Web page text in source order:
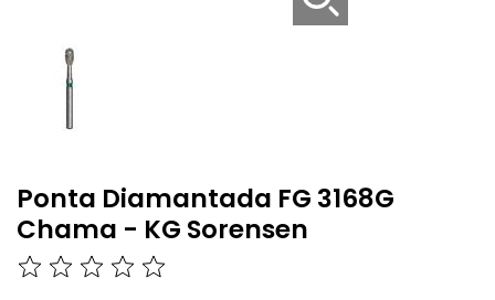
Ponta Diamantada FG 3168G
Chama - KG Sorensen